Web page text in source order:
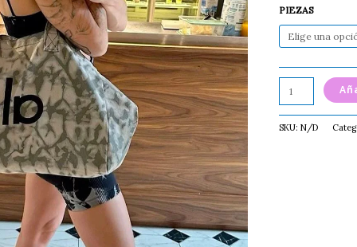
PIEZAS
SKU:N/D